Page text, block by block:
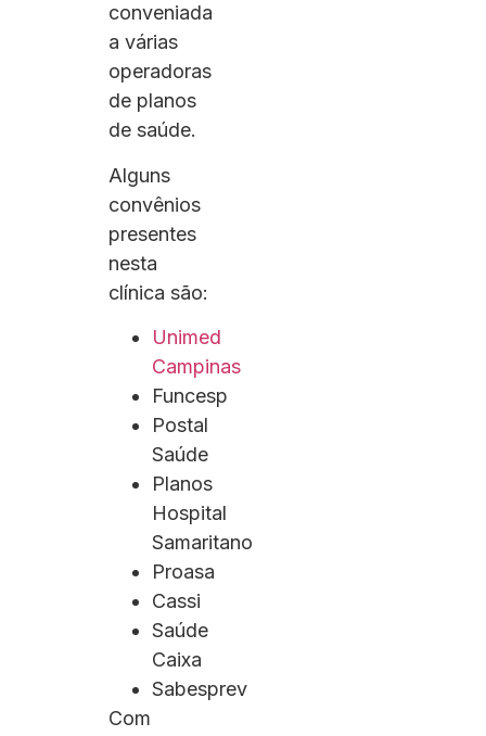
conveniada
a várias
operadoras
de planos
de saúde.
Alguns
convênios
presentes
nesta
clínica são:
Unimed
Campinas
Funcesp
Postal
Saúde
Planos
Hospital
Samaritano
Proasa
Cassi
Saúde
Caixa
Sabesprev
Com